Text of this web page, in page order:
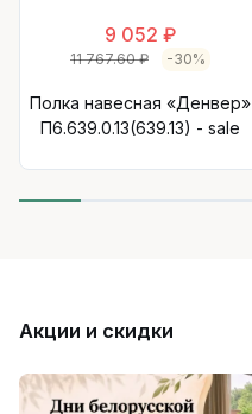
9 052 ₽
11 767.60 ₽ -30%
Полка навесная «Денвер»
П6.639.0.13(639.13) - sale
Акции и скидки